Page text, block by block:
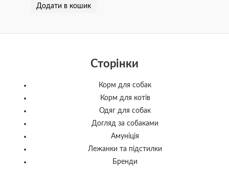
Додати в кошик
Сторінки
Корм для собак
Корм для котів
Одяг для собак
Догляд за собаками
Амуніція
Лежанки та підстилки
Бренди